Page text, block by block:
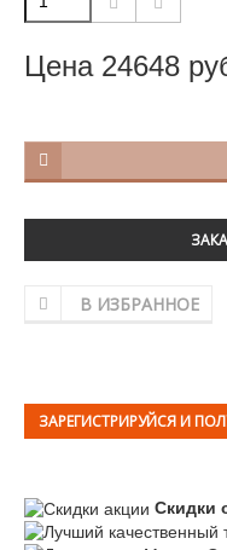
Цена 24648
В ИЗБРАННОЕ
ЗАРЕГИСТРИРУЙСЯ И
Скидки